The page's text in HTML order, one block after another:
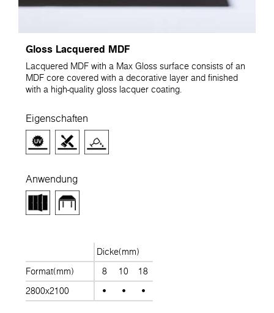
Gloss Lacquered MDF
Lacquered MDF with a Max Gloss surface consists of an
MDF core covered with a decorative layer and finished
with a high-quality gloss lacquer coating.
Eigenschaften
Anwendung
Dicke(mm)
Format(mm)
8 10
18
2800x2100